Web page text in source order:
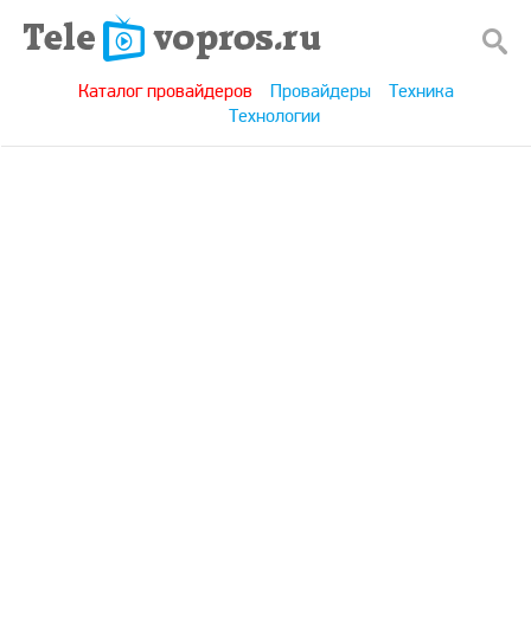
Каталог провайдеров Провайдеры
Техника
Технологии